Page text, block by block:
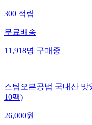
300적립
무료배송
11,918명구매중
스팀오븐공법 국내산 맛
10팩)
26,000원